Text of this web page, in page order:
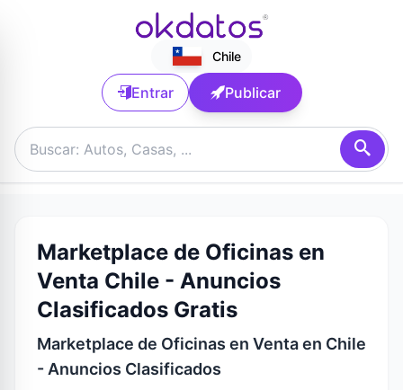
Chile
Entrar Publicar
Marketplace de Oficinas en
Venta Chile - Anuncios
Clasificados Gratis
Marketplace de Oficinas en Venta en Chile
- Anuncios Clasificados